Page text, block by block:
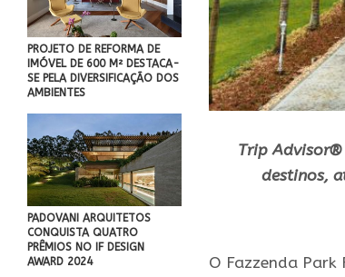
PROJETO DE REFORMA DE
IMÓVEL DE 600 M² DESTACA-
SE PELA DIVERSIFICAÇÃO DOS
AMBIENTES
PADOVANI ARQUITETOS
CONQUISTA QUATRO
PRÊMIOS NO IF DESIGN
AWARD 2024
Trip Advisor®
destinos,
O Fazzenda